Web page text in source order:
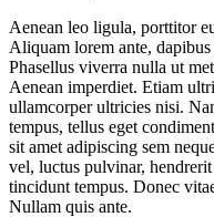
Aenean leo ligula, porttitor
Aliquam lorem ante,
Phasellus viverra nulla ut
Aenean imperdiet. Etiam
ullamcorper ultricies nisi.
tempus, tellus eget
sit amet adipiscing sem
vel, luctus pulvinar,
tincidunt tempus. Donec
Nullam quis ante.